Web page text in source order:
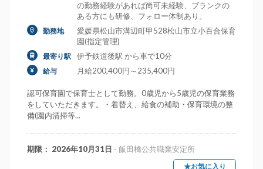
の勤務経験があれば尚可未経験、ブランクの
ある方にも研修、フォロー体制あり。
勤務地
愛媛県松山市溝辺町甲528松山市立小百合保育
園(指定管理)
最寄り駅 伊予鉄道後駅 から車で10分
給与 月給200,400円～235,400円
認可保育園で保育士として勤務。0歳児から5歳児の保育業務
をしていただきます。・着替え、給食の補助・保育環境の整
備(園内清掃等...
期限： 2026年10月31日 - 飯田橋公共職業安定所
★お気に入り